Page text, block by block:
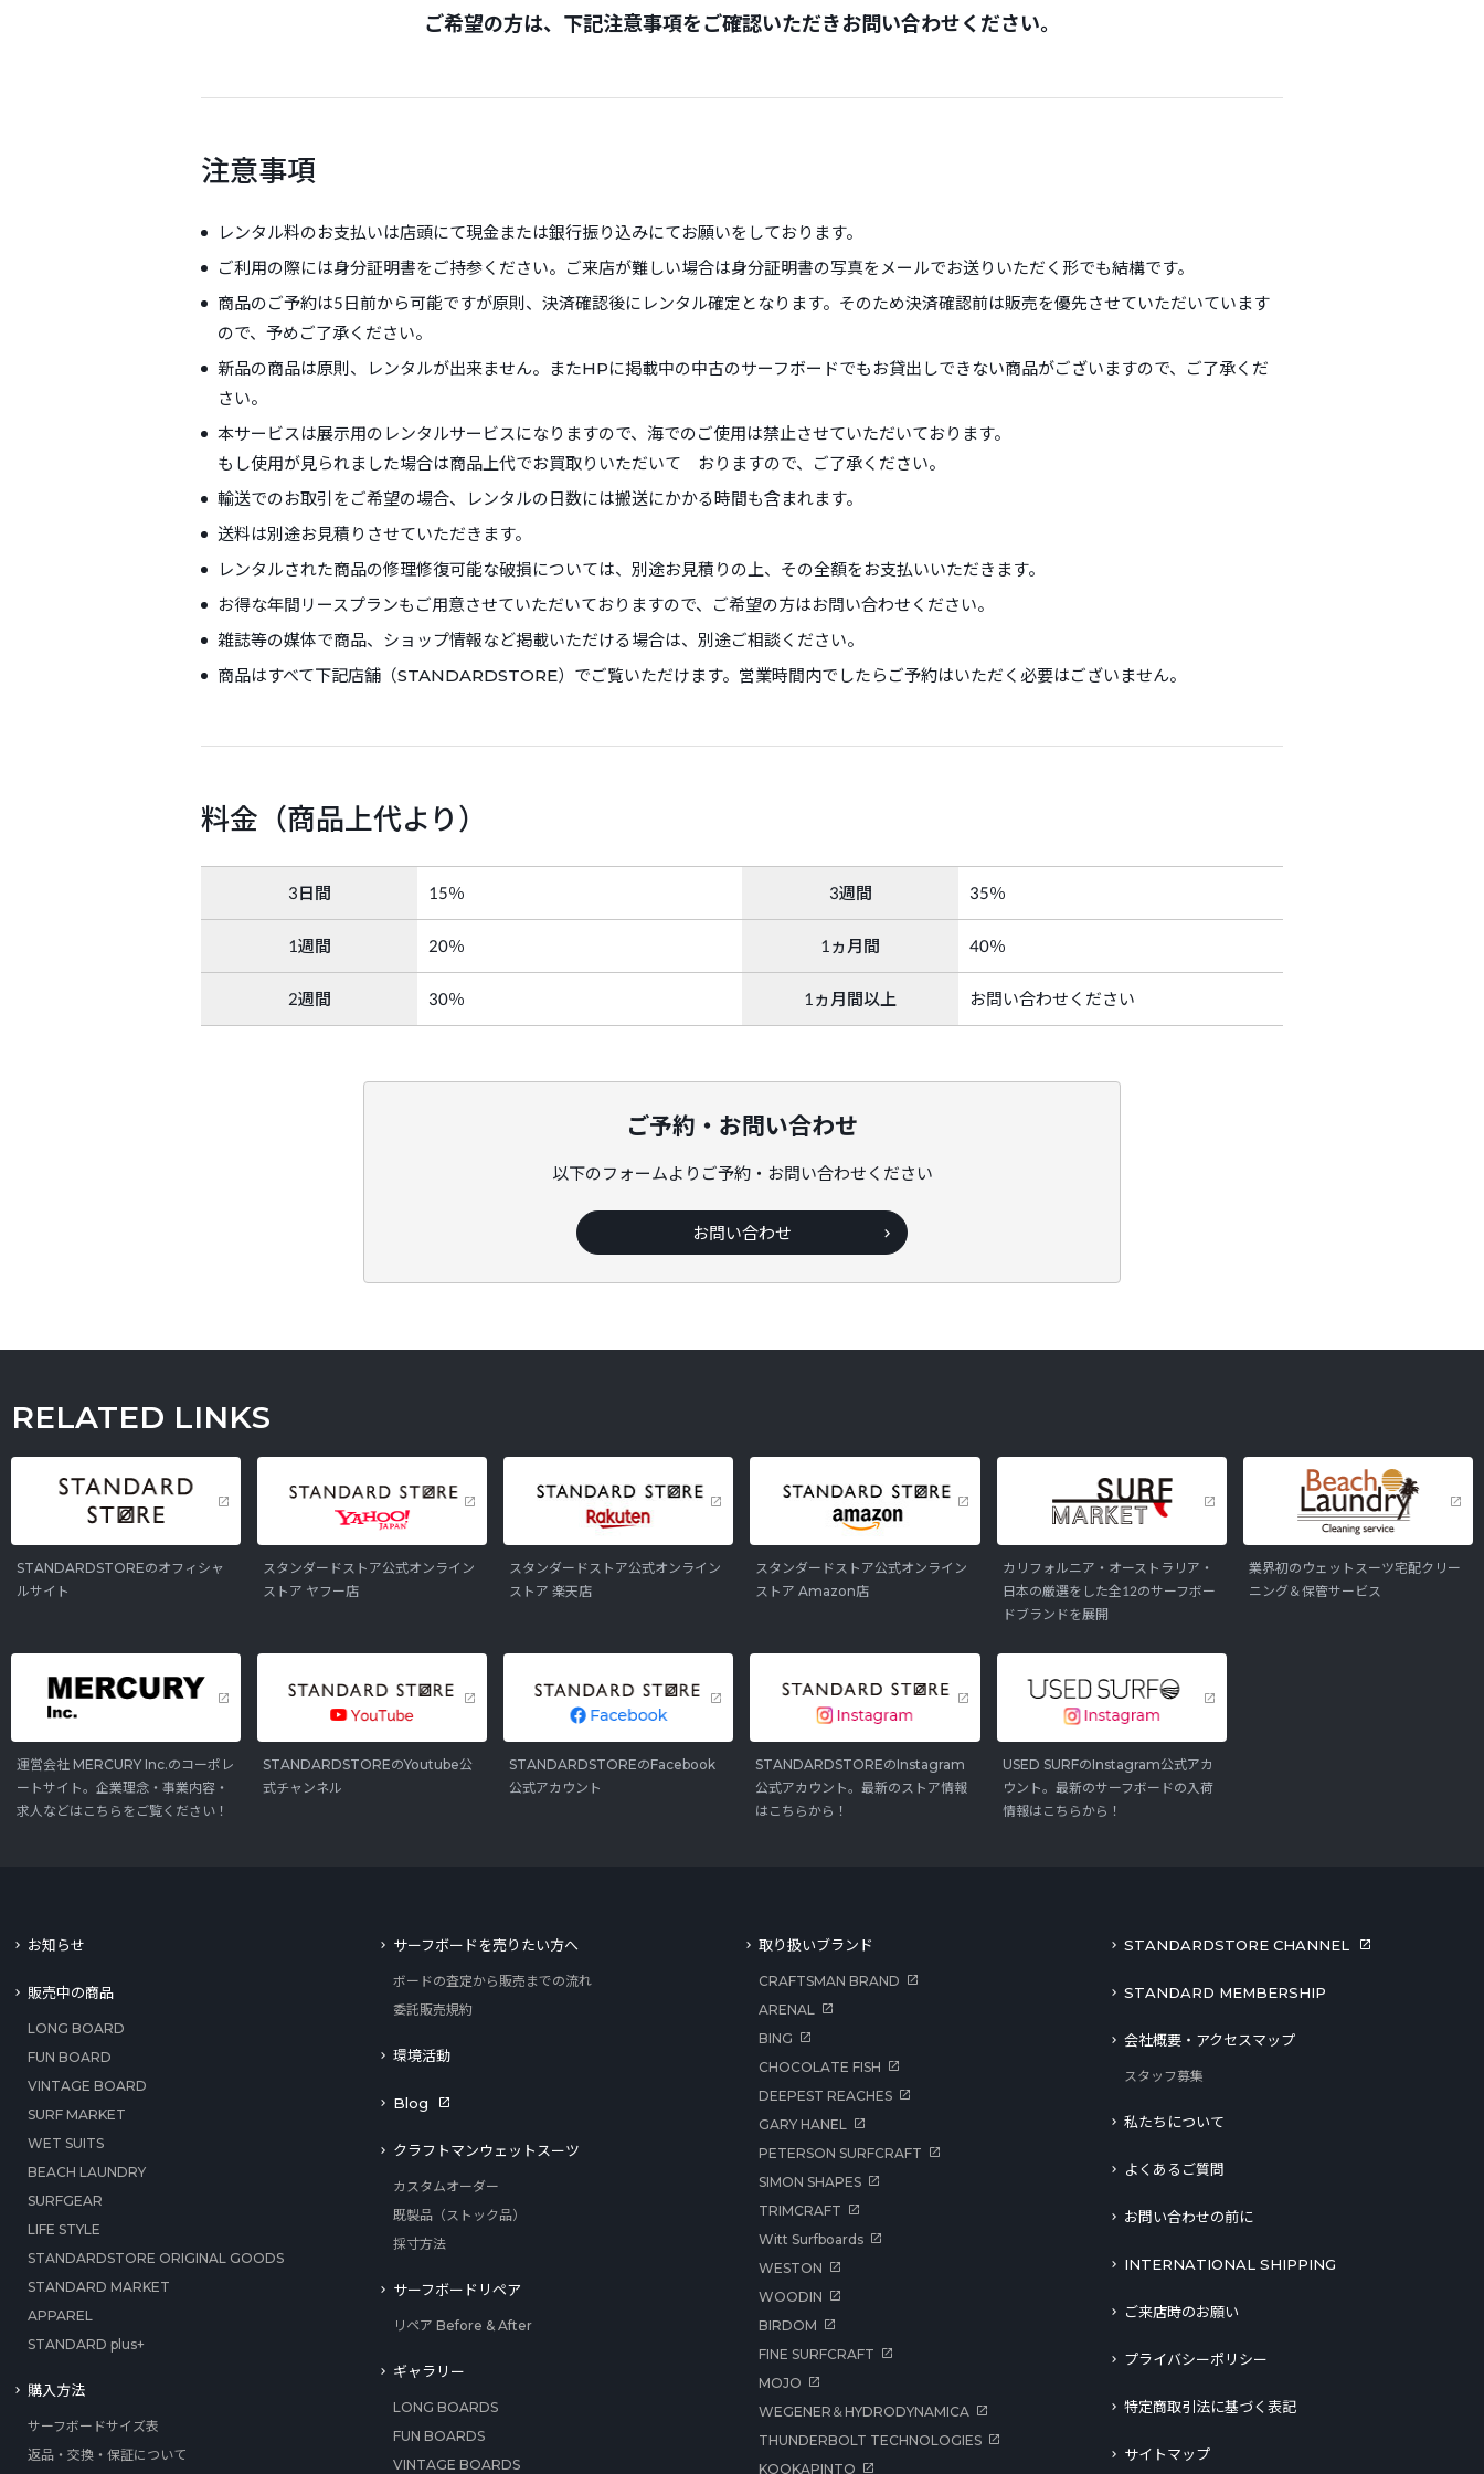
ご希望の方は、下記注意事項をご確認いただきお問い合わせください。
注意事項
レンタル料のお支払いは店頭にて現金または銀行振り込みにてお願いをしております。
ご利用の際には身分証明書をご持参ください。ご来店が難しい場合は身分証明書の写真をメールでお送りいただく形でも結構です。
商品のご予約は5日前から可能ですが原則、決済確認後にレンタル確定となります。そのため決済確認前は販売を優先させていただいています
ので、予めご了承ください。
新品の商品は原則、レンタルが出来ません。またHPに掲載中の中古のサーフボードでもお貸出しできない商品がございますので、ご了承くだ
さい。
本サービスは展示用のレンタルサービスになりますので、海でのご使用は禁止させていただいております。
もし使用が見られました場合は商品上代でお買取りいただいて おりますので、ご了承ください。
輸送でのお取引をご希望の場合、レンタルの日数には搬送にかかる時間も含まれます。
送料は別途お見積りさせていただきます。
レンタルされた商品の修理修復可能な破損については、別途お見積りの上、その全額をお支払いいただきます。
お得な年間リースプランもご用意させていただいておりますので、ご希望の方はお問い合わせください。
雑誌等の媒体で商品、ショップ情報など掲載いただける場合は、別途ご相談ください。
商品はすべて下記店舗（STANDARDSTORE）でご覧いただけます。営業時間内でしたらご予約はいただく必要はございません。
料金（商品上代より）
3日間 15％ 3週間 35％
1週間 20％ 1ヵ月間 40％
2週間 30％ 1ヵ月間以上 お問い合わせください
ご予約・お問い合わせ
以下のフォームよりご予約・お問い合わせください
お問い合わせ
RELATED LINKS
STANDARDSTOREのオフィシャ
ルサイト
スタンダードストア公式オンライン
ストア ヤフー店
スタンダードストア公式オンライン
ストア 楽天店
スタンダードストア公式オンライン
ストア Amazon店
カリフォルニア・オーストラリア・
日本の厳選をした全12のサーフボー
ドブランドを展開
業界初のウェットスーツ宅配クリー
ニング＆保管サービス
運営会社 MERCURY Inc.のコーポレ
ートサイト。企業理念・事業内容・
求人などはこちらをご覧ください！
STANDARDSTOREのYoutube公
式チャンネル
STANDARDSTOREのFacebook
公式アカウント
STANDARDSTOREのInstagram
公式アカウント。最新のストア情報
はこちらから！
USED SURFのInstagram公式アカ
ウント。最新のサーフボードの入荷
情報はこちらから！
お知らせ
販売中の商品
LONG BOARD
FUN BOARD
VINTAGE BOARD
SURF MARKET
WET SUITS
BEACH LAUNDRY
SURFGEAR
LIFE STYLE
STANDARDSTORE ORIGINAL GOODS
STANDARD MARKET
APPAREL
STANDARD plus+
購入方法
サーフボードサイズ表
返品・交換・保証について
サーフボードを売りたい方へ
ボードの査定から販売までの流れ
委託販売規約
環境活動
Blog
クラフトマンウェットスーツ
カスタムオーダー
既製品（ストック品）
採寸方法
サーフボードリペア
リペア Before & After
ギャラリー
LONG BOARDS
FUN BOARDS
VINTAGE BOARDS
取り扱いブランド
CRAFTSMAN BRAND
ARENAL
BING
CHOCOLATE FISH
DEEPEST REACHES
GARY HANEL
PETERSON SURFCRAFT
SIMON SHAPES
TRIMCRAFT
Witt Surfboards
WESTON
WOODIN
BIRDOM
FINE SURFCRAFT
MOJO
WEGENER＆HYDRODYNAMICA
THUNDERBOLT TECHNOLOGIES
KOOKAPINTO
STANDARDSTORE CHANNEL
STANDARD MEMBERSHIP
会社概要・アクセスマップ
スタッフ募集
私たちについて
よくあるご質問
お問い合わせの前に
INTERNATIONAL SHIPPING
ご来店時のお願い
プライバシーポリシー
特定商取引法に基づく表記
サイトマップ